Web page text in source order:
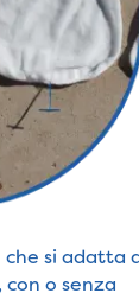
si adatta
o senza